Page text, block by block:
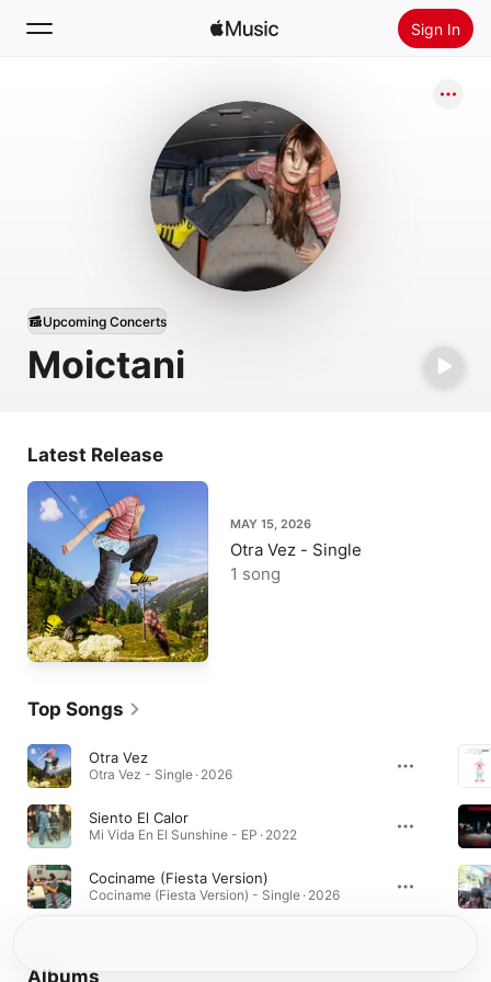
Sign In
Install Apple Music
Moictani
Upcoming Concerts
Latest Release
MAY 15, 2026
Otra Vez - Single
1 song
Top Songs
Otra Vez
Otra Vez - Single · 2026
Siento El Calor
Mi Vida En El Sunshine - EP · 2022
Cociname (Fiesta Version)
Cociname (Fiesta Version) - Single · 2026
Albums